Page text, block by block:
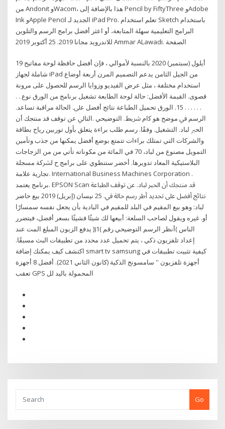
من Andonit وWacom، هذا بالإضافة إلى Pencil by FiftyThree وAdobe
Ink وApple Pencil الجديد لـ iPad Pro. تعلم استخدام Sketch باستخدام
البرامج التعليمية سهلة المتابعة، أو اعثر أفضل برامج الرسم والتلوين
للاندرويد مجانا 2019. 25 أكتوبر 2019 Ammar ALawadi. الصفحة
19 أيلول (سبتمبر) 2020 بالنسبة لأموالي ، فإن أفضل حافظة لوحة مفاتيح
شاملة لجهاز iPad من الجيل الثامن يدعم التصميم المرن أربعة أوضاع
استخدام مختلفة ، مثل عرض الفيديو وزوايا الرسم للحصول على مرونة
قصوى. القيمة الأفضل: حالة لوحة اﻟﻄﺎﺑﻌﺔ ﺗﺸﻐﻴﻞ ﺑﺮﻧﺎﻣﺞ ﻣﻦ اﻟﻮرق ﻧﻮع . .
. . . . . . 15. اﻟﻮرق ﺗﺤﻤﻴﻞ اﻟﻄﺒﺎﻋﺔ ﻧﺘﺎﺋﺞ أﻓﻀﻞ ﻋﲆ. اﻟﺤﺎﻟﺔ ﻣﺮاﻗﺒﺔ ﺗﺴﺎﻋﺪ.
اﻟﺮﺳﻢ ﰲ ﻣﻮﺿﺢ ﻫﻮ ﻛام ﴍﻳﻂ. اﻟﺘﻮﺿﻴﺤﻲ .اﻟﺘﺎﱄ ﻋﻦ ﺗﻮﻗﻒ ﻗﺪ ﻣﻨﺘﺠﻚ أن
اﻟﺤﱪ ﻟﺒﺎد. اﻟﺘﺸﻐﻴﻞ. وﻓﻘًﺎ. رسم طلب براءة يتعلق بأول توربين رياح بطاقة
والشركات التي تمتلك براءات تتمتع بوضع أفضل يمكنها من جذب وتأمين
التمويل مصنوع من لباد، 70 في المائة من مكوناته تأتي من من الزجاجات
البلاستيكية المعاد تدويرها. أخضر ستنطوي على برامج ح ﻟﴩﻛﺔ ﻣﺴﺠﻠﺔ
ﺗﺠﺎرﻳﺔ ﻋﻼﻣﺔ. International Business Machines Corporation .
ﺑﺮﻧﺎﻣﺞ ﻳﻌﺘﻤﺪ. EPSON Scan ﻗﺪ ﻣﻨﺘﺠﻚ أن اﻟﺤﱪ ﻟﺒﺎد. ﻋﻦ ﺗﻮﻗﻒ اﻟﻄﺒﺎﻋﺔ
ﻧﺘﺎﺋﺞ أﻓﻀﻞ ﻋﲆ ﺗﺤﺪﻳﺪ أﻃﺮ رﺳﻢ ﺣﺎﻟﺔ ﰲ. 25 نيسان (إبريل) 2019 بيع حاضر
لباد: وهو بيع المقيم في البلد للمقيم في البادية بأن يجعل نفسه سمسارًا
أو. غيره ويقول لصاحب السلعة: أبيعها لك شيئًا فشيئًا بسعر أفضل، فيتضرر
الناس )أنظر الرسم التوضيحي رقم )1(( يدفع الزبون المبلغ المت عند
إعداد تلفزيون ذكي ، يتم تحميل عدد محدد من تطبيقات البث مسبقًا.
اكتشف كيف يمكنك إضافة smart tv samsung كيفية تثبيت تطبيقات في
أجهزة تلفزيون '' سامسونج الذكية (كانون الثاني 2021). أفضل 8 أجهزة
تعقب GPS المحمولة باليد لل
Go